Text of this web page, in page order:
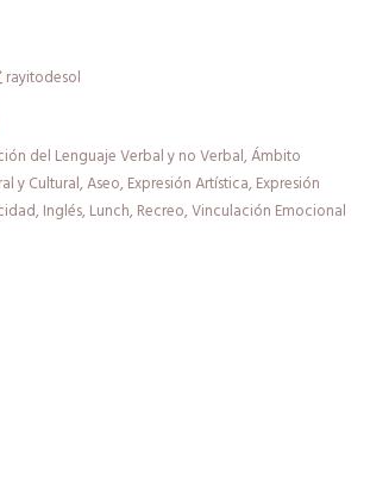
rayitodesol
del Lenguaje Verbal y no Verbal,Ámbito
y Cultural,Aseo,Expresión Artística,Expresión
,Inglés,Lunch,Recreo,Vinculación Emocional